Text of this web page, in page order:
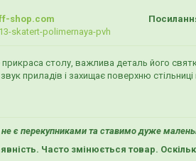
shop.com Посилання на весь
skatert-polimernaya-pvh
столу, важлива деталь його
приладів і захищає поверхню стільниці
є перекупниками та ставимо дуже
Часто змінюється товар.